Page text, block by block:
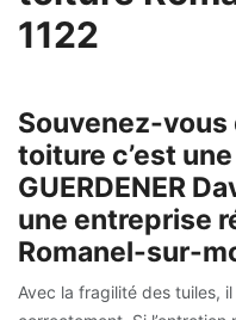
1122
Souvenez-vous
toiture c’est
GUERDENER
une entreprise
Romanel-sur-
Avec la fragilité des tuiles,